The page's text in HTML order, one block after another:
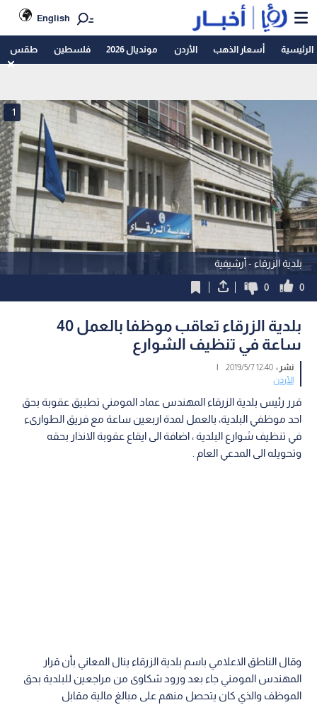
English
الرئيسية أسعار الذهب الأردن مونديال 2026 فلسطين طقس
بلدية الزرقاء - أرشيفية
1
0
0
بلدية الزرقاء تعاقب موظفا بالعمل 40
ساعة في تنظيف الشوارع
نشر :12:40 2019/5/7
|
الأردن
قرر رئيس بلدية الزرقاء المهندس عماد المومني تطبيق عقوبة بحق
احد موظفي البلدية، بالعمل لمدة اربعين ساعة مع فريق الطوارىء
في تنظيف شوارع البلدية ، اضافة الى ايقاع عقوبة الانذار بحقه
وتحويله الى المدعي العام .
وقال الناطق الاعلامي باسم بلدية الزرقاء ينال المعاني بأن قرار
المهندس المومني جاء بعد ورود شكاوى من مراجعين للبلدية بحق
الموظف والذي كان يتحصل منهم على مبالغ مالية مقابل